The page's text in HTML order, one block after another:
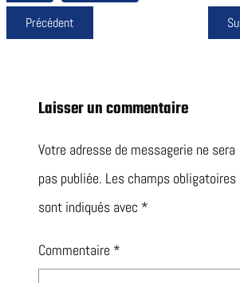
Précédent
Laisser un commentaire
Votre adresse de messagerie ne sera
pas publiée. Les champs obligatoires
sont indiqués avec *
Commentaire *